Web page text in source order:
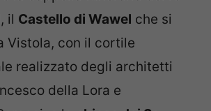
il Castello di Wawel che si
Vistola, con il cortile
realizzato degli architetti
della Lora e